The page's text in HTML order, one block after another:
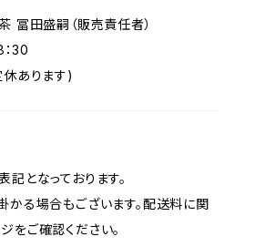
冨田盛嗣（販売責任者）
30
あります)
となっております。
かる場合もございます。配送料に関
をご確認ください。